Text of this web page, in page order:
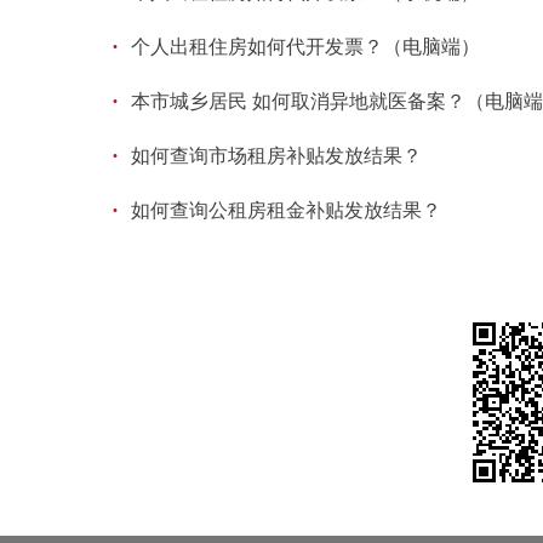
· 个人出租住房如何代开发票？（电脑端）
· 本市城乡居民 如何取消异地就医备案？（电脑
· 如何查询市场租房补贴发放结果？
· 如何查询公租房租金补贴发放结果？